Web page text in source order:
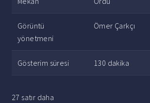
Görüntü
yönetmeni
Ömer Çarkçı
Gösterim süresi 130 dakika
27 satır daha